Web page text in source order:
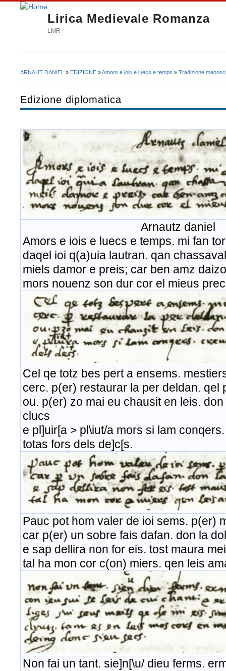
Lirica Medievale Romanza
LMR
ARNAUT DANIEL » EDIZIONE »Amors e jois e luecs e temps » Tradizione
Edizione diplomatica
Arnautz daniel
Amors e iois e luecs e temps. mi fan
daqel ioi q(a)uia lautran. qan
miels damor e preis; car ben amz
mors nouenz son dur cor el mieus
Cel qe totz bes pert a ensems.
cerc. p(er) restaurar la per deldan. qel
ou. p(er) zo mai eu chausit en leis.
clucs
e pl]uir[a > pl\iut/a mors si lam
totas fors dels de]c[s.
Pauc pot hom valer de ioi sems. p(er)
car p(er) un sobre fais dafan. don la
e sap dellira non for eis. tost maura
tal ha mon cor c(on) miers. qen leis
Non fai un tant. sie]n[\u/ dieu ferms.